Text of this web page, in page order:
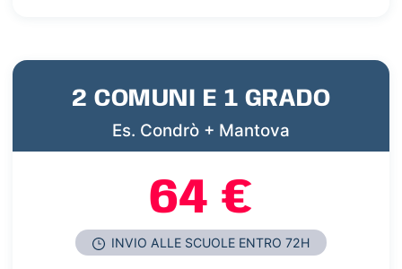
2 COMUNI E 1 GRADO
Es. Condrò + Mantova
64 €
INVIO ALLE SCUOLE ENTRO 72H